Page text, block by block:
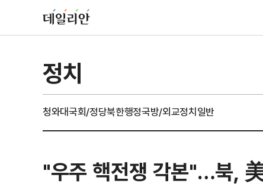
정치
청와대국회/정당북한행정국방/외교정치일반
"우주 핵전쟁 각본"…북,